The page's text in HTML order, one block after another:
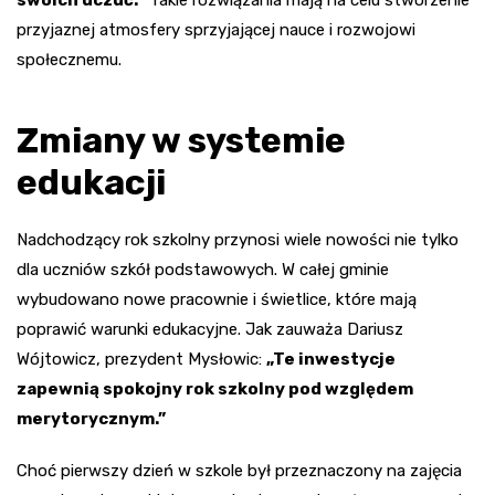
przyjaznej atmosfery sprzyjającej nauce i rozwojowi
społecznemu.
Zmiany w systemie
edukacji
Nadchodzący rok szkolny przynosi wiele nowości nie tylko
dla uczniów szkół podstawowych. W całej gminie
wybudowano nowe pracownie i świetlice, które mają
poprawić warunki edukacyjne. Jak zauważa Dariusz
Wójtowicz, prezydent Mysłowic: „Te inwestycje
zapewnią spokojny rok szkolny pod względem
merytorycznym.”
Choć pierwszy dzień w szkole był przeznaczony na zajęcia